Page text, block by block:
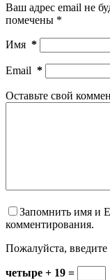
Ваш адрес email не
помечены *
Имя *
Email *
Оставьте свой
Запомнить имя и
комментирования.
Пожалуйста,
четыре + 19 =